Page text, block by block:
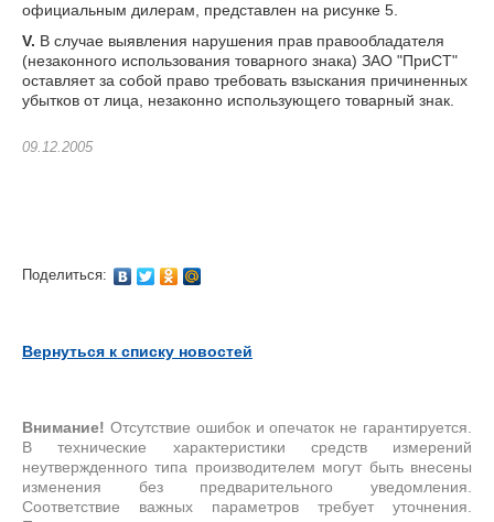
официальным дилерам, представлен на рисунке 5.
V. В случае выявления нарушения прав правообладателя
(незаконного использования товарного знака) ЗАО "ПриСТ"
оставляет за собой право требовать взыскания причиненных
убытков от лица, незаконно использующего товарный знак.
09.12.2005
Поделиться:
Вернуться к списку новостей
Внимание! Отсутствие ошибок и опечаток не гарантируется.
В технические характеристики средств измерений
неутвержденного типа производителем могут быть внесены
изменения без предварительного уведомления.
Соответствие важных параметров требует уточнения.